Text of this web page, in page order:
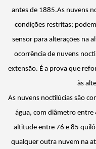
antes de 1885.As nuvens
condições restritas;
sensor para alterações na
ocorrência de nuvens
extensão. É a prova que
às
As nuvens noctilúcias são
água, com diâmetro entre
altitude entre 76 e 85
qualquer outra nuvem na